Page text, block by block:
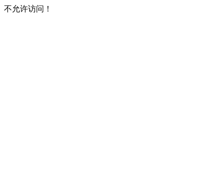
不允许访问！